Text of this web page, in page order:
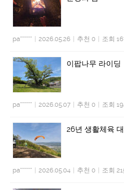
pa****** 2026.05.26 추천 0 조회
이팝나무 라이딩
pa****** 2026.05.07 추천 0 조회
26년 생활체육
pa****** 2026.05.04 추천 0 조회